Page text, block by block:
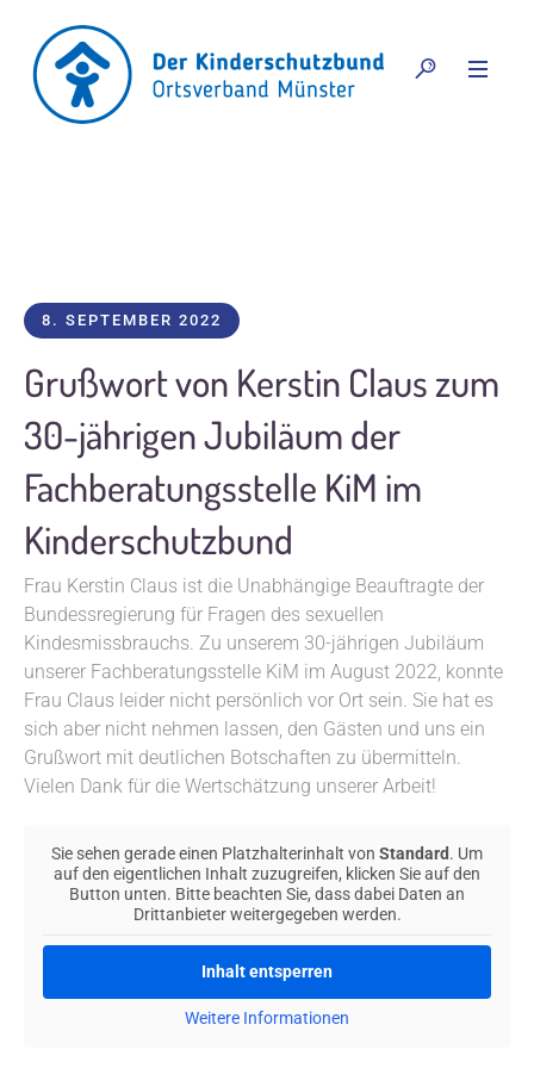
8. SEPTEMBER 2022
Grußwort von Kerstin Claus zum
30-jährigen Jubiläum der
Fachberatungsstelle KiM im
Kinderschutzbund
Frau Kerstin Claus ist die Unabhängige Beauftragte der
Bundessregierung für Fragen des sexuellen
Kindesmissbrauchs. Zu unserem 30-jährigen Jubiläum
unserer Fachberatungsstelle KiM im August 2022, konnte
Frau Claus leider nicht persönlich vor Ort sein. Sie hat es
sich aber nicht nehmen lassen, den Gästen und uns ein
Grußwort mit deutlichen Botschaften zu übermitteln.
Vielen Dank für die Wertschätzung unserer Arbeit!
Sie sehen gerade einen Platzhalterinhalt von Standard . Um
auf den eigentlichen Inhalt zuzugreifen, klicken Sie auf den
Button unten. Bitte beachten Sie, dass dabei Daten an
Drittanbieter weitergegeben werden.
Inhalt entsperren
Weitere Informationen